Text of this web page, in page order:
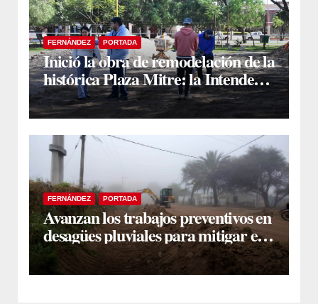
FERNÁNDEZ PORTADA
Inició la obra de remodelación de la
histórica Plaza Mitre: la Intendente
Yanina Iturre supervisó los
primeros trabajos
FERNÁNDEZ PORTADA
Avanzan los trabajos preventivos en
desagües pluviales para mitigar el
impacto de la temporada de lluvias